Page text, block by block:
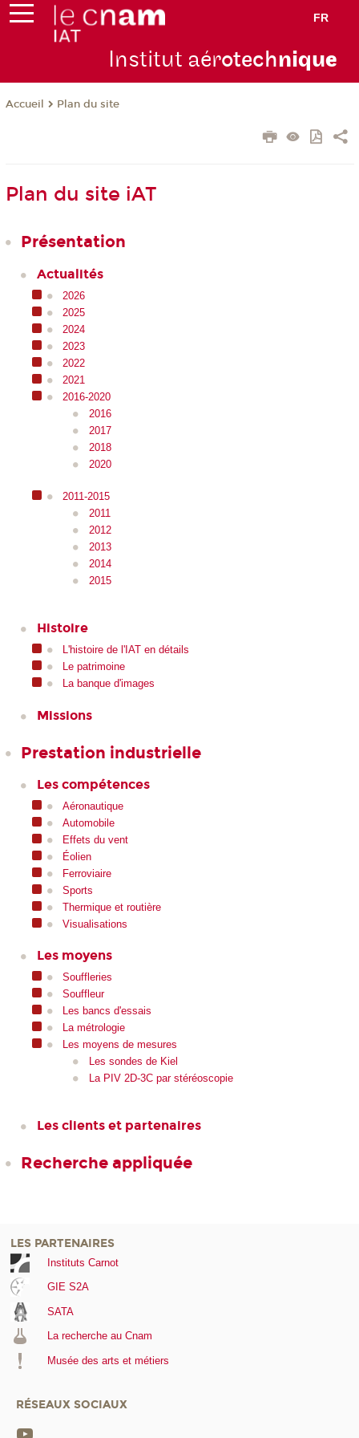
FR
Institut aérotechnique
Accueil Plan du site
Plan du site iAT
Présentation
Actualités
2026
2025
2024
2023
2022
2021
2016-2020
2016
2017
2018
2020
2011-2015
2011
2012
2013
2014
2015
Histoire
L'histoire de l'IAT en détails
Le patrimoine
La banque d'images
Missions
Prestation industrielle
Les compétences
Aéronautique
Automobile
Effets du vent
Éolien
Ferroviaire
Sports
Thermique et routière
Visualisations
Les moyens
Souffleries
Souffleur
Les bancs d'essais
La métrologie
Les moyens de mesures
Les sondes de Kiel
La PIV 2D-3C par stéréoscopie
Les clients et partenaires
Recherche appliquée
LES PARTENAIRES
Instituts Carnot
GIE S2A
SATA
La recherche au Cnam
Musée des arts et métiers
RÉSEAUX SOCIAUX